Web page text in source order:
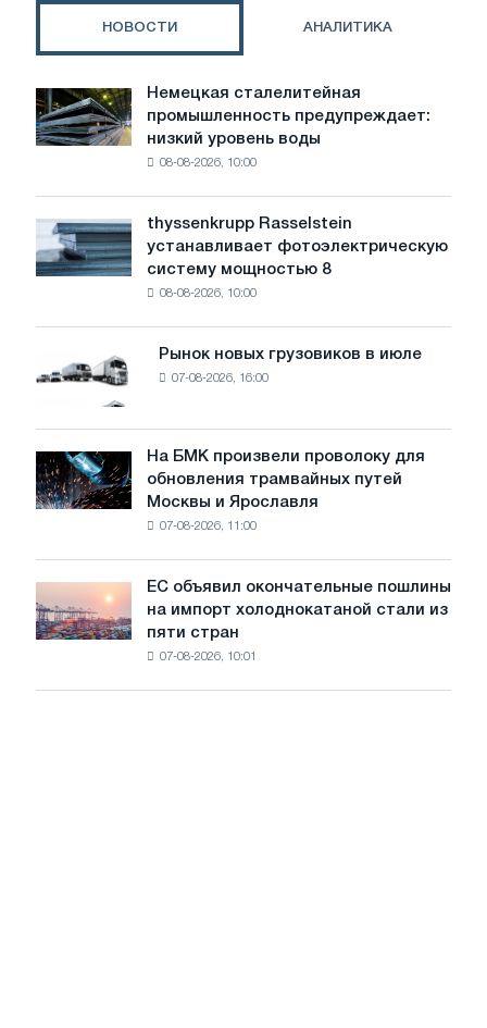
НОВОСТИ АНАЛИТИКА
Немецкая
сталелитейная
промышленность
предупреждает:
воды
угрожает
Немецкая сталелитейная
промышленность предупреждает:
низкий уровень воды
08-08-2026, 10:00
thyssenkrupp
Rasselstein
устанавливает
фотоэлектрическую
целей
обезуглероживания
thyssenkrupp Rasselstein
устанавливает фотоэлектрическую
систему мощностью 8
08-08-2026, 10:00
Рынок
новых
грузовиков
в
июле
Рынок новых грузовиков в июле
07-08-2026, 16:00
На
БМК
произвели
трамвайных
путей
Ярославля
На БМК произвели проволоку для
обновления трамвайных путей
Москвы и Ярославля
07-08-2026, 11:00
объявил
окончательные
ЕС объявил окончательные пошлины
на импорт холоднокатаной стали из
пяти стран
07-08-2026, 10:01